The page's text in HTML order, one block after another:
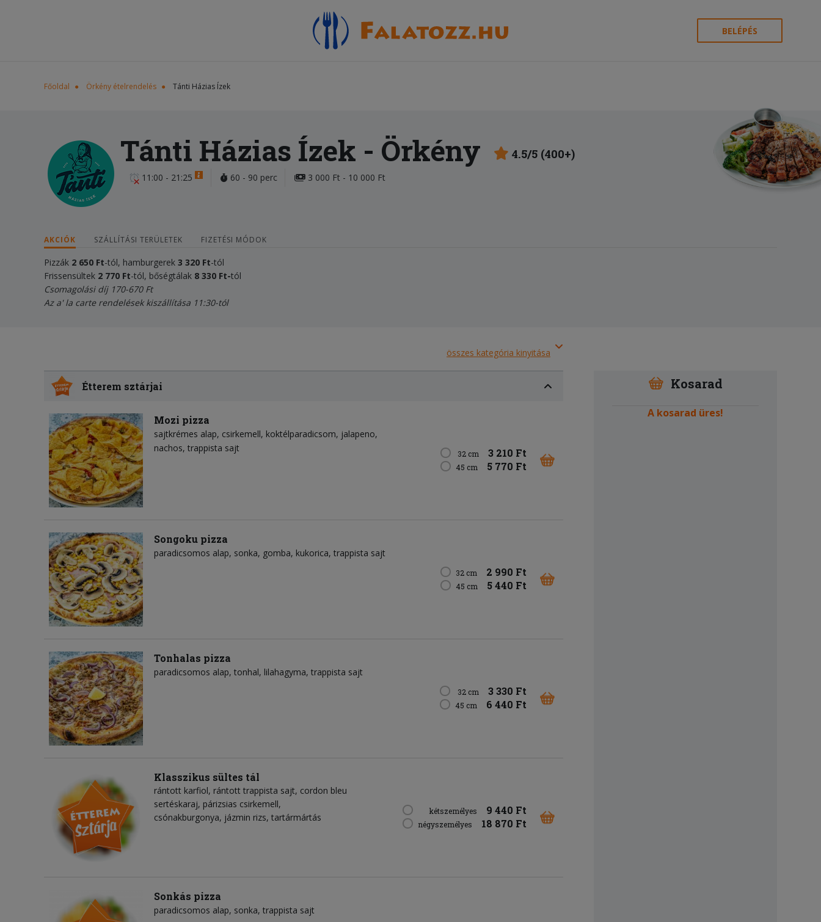
BELÉPÉS
Főoldal Örkény ételrendelés Tánti Házias Ízek
Tánti Házias Ízek - Örkény 4.5/5 (400+)
11:00 - 21:25 60 - 90 perc 3 000 Ft - 10 000 Ft
AKCIÓK SZÁLLÍTÁSI TERÜLETEK FIZETÉSI MÓDOK
Pizzák 2 650 Ft-tól, hamburgerek 3 320 Ft-tól
Frissensültek 2 770 Ft-tól, bőségtálak 8 330 Ft-tól
Csomagolási díj 170-670 Ft
Az a' la carte rendelések kiszállítása 11:30-tól
összes kategória kinyitása
Étterem sztárjai
Mozi pizza
sajtkrémes alap csirkemell koktélparadicsom jalapeno
nachos trappista sajt 32 cm 3 210 Ft
45 cm 5 770 Ft
Songoku pizza
paradicsomos alap sonka gomba kukorica trappista sajt
32 cm 2 990 Ft
45 cm 5 440 Ft
Tonhalas pizza
paradicsomos alap tonhal lilahagyma trappista sajt
32 cm 3 330 Ft
45 cm 6 440 Ft
Klasszikus sültes tál
rántott karfiol, rántott trappista sajt, cordon bleu
sertéskaraj, párizsias csirkemell,
csónakburgonya, jázmin rizs, tartármártás
kétszemélyes 9 440 Ft
négyszemélyes 18 870 Ft
Sonkás pizza
paradicsomos alap sonka trappista sajt
Kosarad
A kosarad üres!